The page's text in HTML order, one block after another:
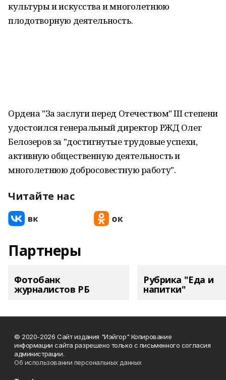
культуры и искусства и многолетнюю
плодотворную деятельность.
Ордена "За заслуги перед Отечеством" III степени
удостоился генеральный директор РЖД Олег
Белозеров за "достигнутые трудовые успехи,
активную общественную деятельность и
многолетнюю добросовестную работу".
Читайте нас
Партнеры
Фотобанк
журналистов РБ
Рубрика "Еда и
напитки"
© 2020-2026 Сайт издания "Иэйгор" Копирование
информации сайта разрешено только с письменного согласия
администрации.
Об использовании персональных данных